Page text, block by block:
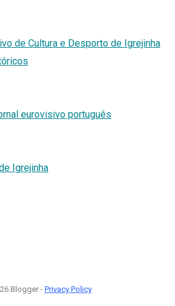
de Cultura e Desporto de Igrejinha
eurovisivo português
Igrejinha
Blogger - Privacy Policy